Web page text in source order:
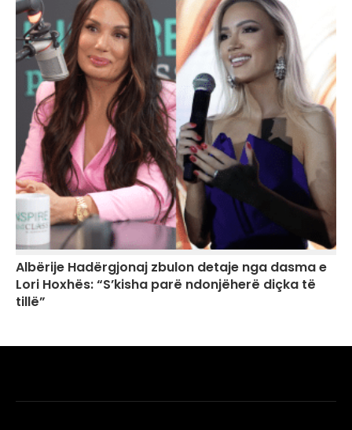
Albërije Hadërgjonaj zbulon detaje nga dasma e
Lori Hoxhës: “S’kisha parë ndonjëherë diçka të
tillë”